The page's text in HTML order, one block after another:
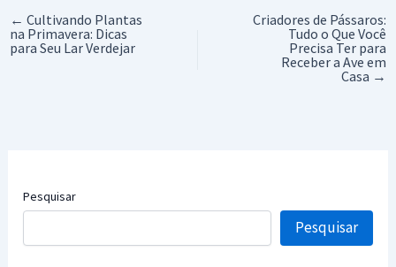
← Cultivando Plantas
na Primavera: Dicas
para Seu Lar Verdejar
Criadores de Pássaros:
Tudo o Que Você
Precisa Ter para
Receber a Ave em
Casa →
Pesquisar
Pesquisar